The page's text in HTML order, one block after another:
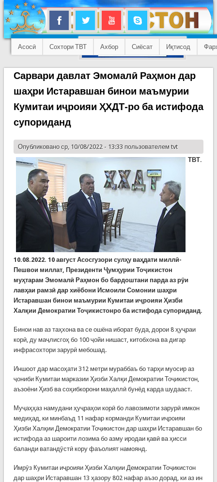
Асосӣ Сохтори ТВТ Ахбор Сиёсат Иқтисод
Сарвари давлат Эмомалӣ Раҳмон дар
шаҳри Истаравшан бинои маъмурии
Кумитаи иҷроияи ҲХДТ-ро ба истифода
супориданд
Опубликовано ср, 10/08/2022 - 13:33 пользователем tvt
ТВТ.
10.08.2022. 10 август Асосгузори сулҳу ваҳдати миллӣ-
Пешвои миллат, Президенти Ҷумҳурии Тоҷикистон
муҳтарам Эмомалӣ Раҳмон бо бардоштани парда аз рӯи
лавҳаи рамзӣ дар хиёбони Исмоили Сомонии шаҳри
Истаравшан бинои маъмурии Кумитаи иҷроияи Ҳизби
Халқии Демократии Тоҷикистонро ба истифода супориданд.
Бинои нав аз таҳхона ва се ошёна иборат буда, дорои 8 ҳуҷраи
корӣ, ду маҷлисгоҳ бо 100 ҷойи нишаст, китобхона ва дигар
инфрасохтори зарурӣ мебошад.
Иншоот дар масоҳати 312 метри мураббаъ бо тарҳи муосир аз
ҷониби Кумитаи марказии Ҳизби Халқи Демократии Тоҷикистон,
аъзоёни Ҳизб ва соҳибкорони маҳаллӣ бунёд карда шудааст.
Муҷаҳҳаз намудани ҳуҷраҳои корӣ бо лавозимоти зарурӣ имкон
медиҳад, ки минбаъд 11 нафар корманди Кумитаи иҷроияи
Ҳизби Халқии Демократии Тоҷикистон дар шаҳри Истаравшан бо
истифода аз шароити лозима бо азму иродаи қавӣ ва ҳисси
баланди ватандӯстӣ кору фаъолият намоянд.
Имрӯз Кумитаи иҷроияи Ҳизби Халқии Демократии Тоҷикистон
дар шаҳри Истаравшан 13 ҳазору 802 нафар аъзо дорад, ки аз ин